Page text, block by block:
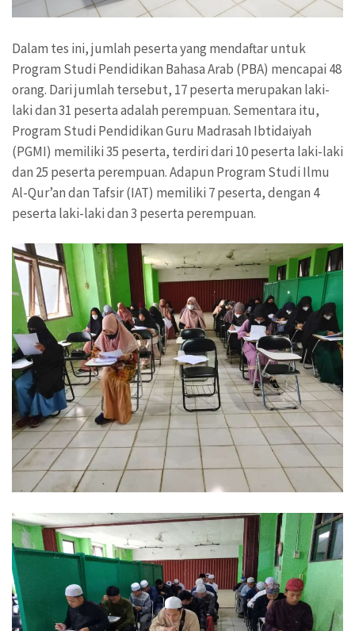
Dalam tes ini, jumlah peserta yang mendaftar untuk
Program Studi Pendidikan Bahasa Arab (PBA) mencapai 48
orang. Dari jumlah tersebut, 17 peserta merupakan laki-
laki dan 31 peserta adalah perempuan. Sementara itu,
Program Studi Pendidikan Guru Madrasah Ibtidaiyah
(PGMI) memiliki 35 peserta, terdiri dari 10 peserta laki-laki
dan 25 peserta perempuan. Adapun Program Studi Ilmu
Al-Qur’an dan Tafsir (IAT) memiliki 7 peserta, dengan 4
peserta laki-laki dan 3 peserta perempuan.